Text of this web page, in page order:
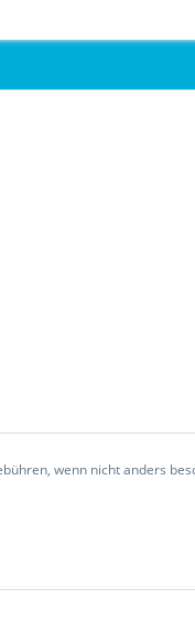
wenn nicht anders